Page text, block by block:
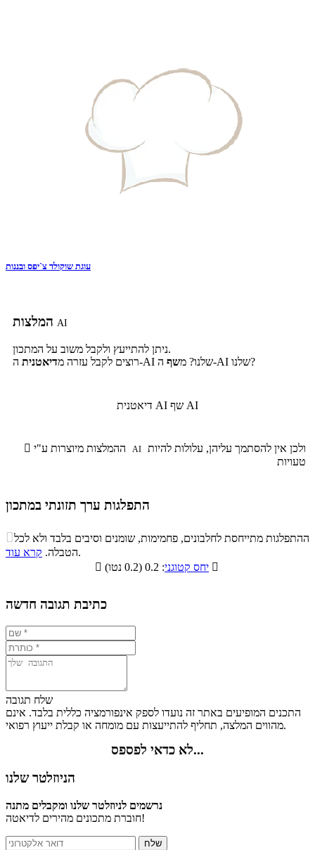
עוגת שוקולד צ`יפס ובננות
AI
ניתן להתייעץ ולקבל משוב על המתכון.
רוצים לקבל עזרה מדיאטנית ה-AI שלנו? משף ה-AI שלנו?
דיאטנית AI שף AI
 AI
טעויות
התפלגות ערך תזונתי במתכון
התפלגות ערך תזונתי במתכון
סיבים
תזונתיים
שומנים חלבונים
72.9%
ההתפלגות מתייחסת לחלבונים, פחמימות, שומנים וסיבים בלבד ולא לכל
הטבלה. קרא עוד
.

יחס קטוגני 
כתיבת תגובה חדשה
שלח תגובה
התכנים המופיעים באתר זה נועדו לספק אינפורמציה כללית בלבד. אינם
מהווים המלצה, תחליף להתייעצות עם מומחה או קבלת ייעוץ רפואי.
לא כדאי לפספס...
הניוזלטר שלנו
נרשמים לניוזלטר שלנו ומקבלים מתנה
חוברת מתכונים מהירים לדיאטה!